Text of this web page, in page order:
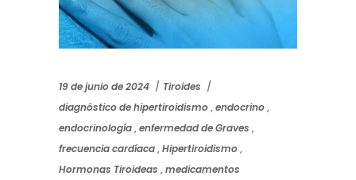
19 de junio de 2024
Tiroides
diagnóstico de hipertiroidismo,endocrino,
endocrinología,enfermedad de Graves ,
frecuencia cardíaca,Hipertiroidismo,
Hormonas Tiroideas ,medicamentos